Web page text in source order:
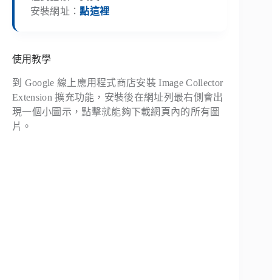
安裝網址：點這裡
使用教學
到 Google 線上應用程式商店安裝 Image Collector
Extension 擴充功能，安裝後在網址列最右側會出
現一個小圖示，點擊就能夠下載網頁內的所有圖
片。